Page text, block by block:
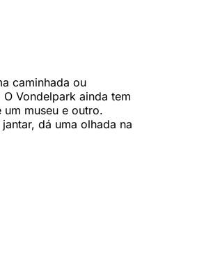
caminhada ou
Vondelpark ainda tem
museu e outro.
dá uma olhada na